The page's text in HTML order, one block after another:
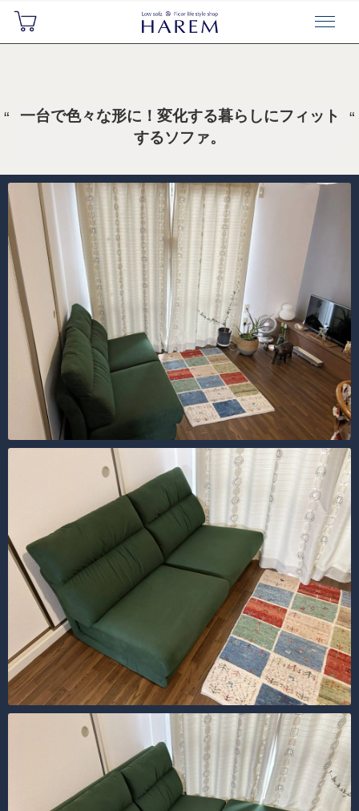
一台で色々な形に！変化する暮らしにフィット
するソファ。